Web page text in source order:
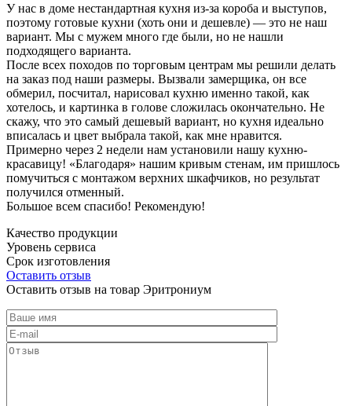
У нас в доме нестандартная кухня из-за короба и выступов,
поэтому готовые кухни (хоть они и дешевле) — это не наш
вариант. Мы с мужем много где были, но не нашли
подходящего варианта.
После всех походов по торговым центрам мы решили делать
на заказ под наши размеры. Вызвали замерщика, он все
обмерил, посчитал, нарисовал кухню именно такой, как
хотелось, и картинка в голове сложилась окончательно. Не
скажу, что это самый дешевый вариант, но кухня идеально
вписалась и цвет выбрала такой, как мне нравится.
Примерно через 2 недели нам установили нашу кухню-
красавицу! «Благодаря» нашим кривым стенам, им пришлось
помучиться с монтажом верхних шкафчиков, но результат
получился отменный.
Большое всем спасибо! Рекомендую!
Качество продукции
Уровень сервиса
Срок изготовления
Оставить отзыв
Оставить отзыв на товар Эритрониум